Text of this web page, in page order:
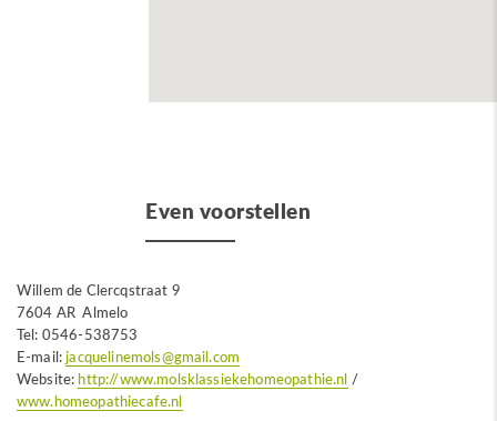
Even voorstellen
Willem de Clercqstraat 9
7604 AR Almelo
Tel: 0546-538753
E-mail:jacquelinemols@gmail.com
Website:http://www.molsklassiekehomeopathie.nl /
www.homeopathiecafe.nl